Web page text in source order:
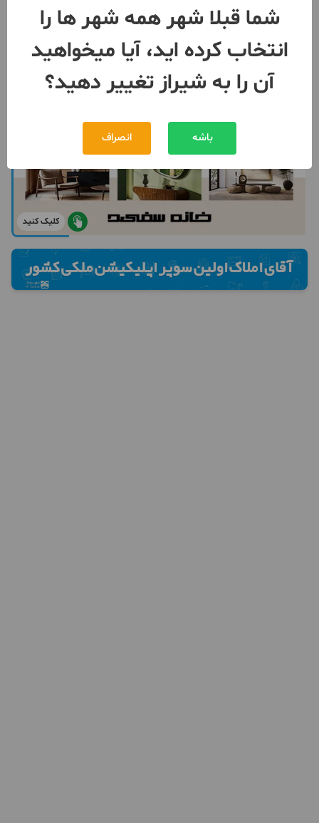
کلیک کنید
شما قبلا شهر همه شهر ها را
انتخاب کرده اید، آیا میخواهید
آن را به شیراز تغییر دهید؟
باشه انصراف